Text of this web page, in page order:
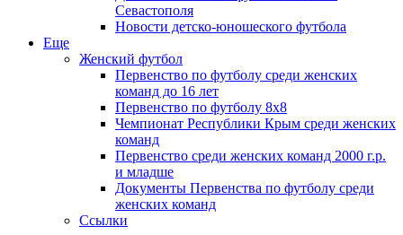
Севастополя
Новости детско-юношеского футбола
Еще
Женский футбол
Первенство по футболу среди женских
команд до 16 лет
Первенство по футболу 8х8
Чемпионат Республики Крым среди женских
команд
Первенство среди женских команд 2000 г.р.
и младше
Документы Первенства по футболу среди
женских команд
Ссылки